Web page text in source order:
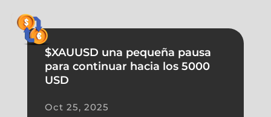
$XAUUSD una pequeña pausa
para continuar hacia los 5000
USD
Oct 25, 2025